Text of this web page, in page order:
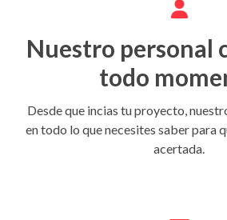
Nuestro personal
todo
Desde que incias tu proyecto,
en todo lo que necesites saber para
acertada.